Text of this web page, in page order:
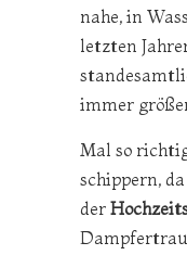
nahe, in
letzten
immer
Mal so
schippern,
der